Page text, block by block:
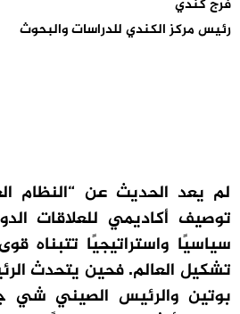
فرج كندي
رئيس مركز الكندي للدراسات والبحوث
لم يعد الحديث عن “النظام
توصيف أكاديمي للعلاقات
سياسيًا واستراتيجيًا تتبناه
تشكيل العالم. فحين يتحدث
بوتين والرئيس الصيني شي